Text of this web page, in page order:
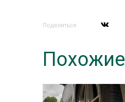
Поделиться
Похожие